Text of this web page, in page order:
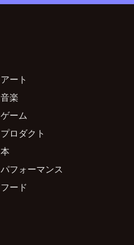
アート
音楽
ゲーム
プロダクト
本
パフォーマンス
フード